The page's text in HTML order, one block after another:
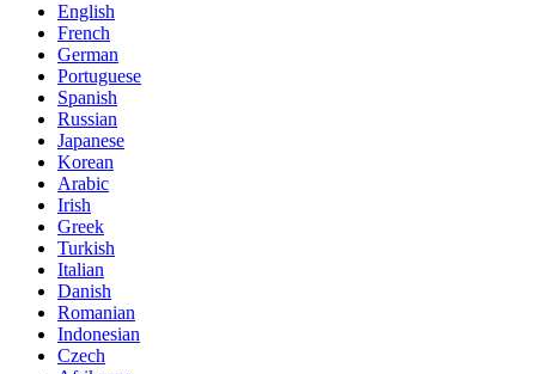
English
French
German
Portuguese
Spanish
Russian
Japanese
Korean
Arabic
Irish
Greek
Turkish
Italian
Danish
Romanian
Indonesian
Czech